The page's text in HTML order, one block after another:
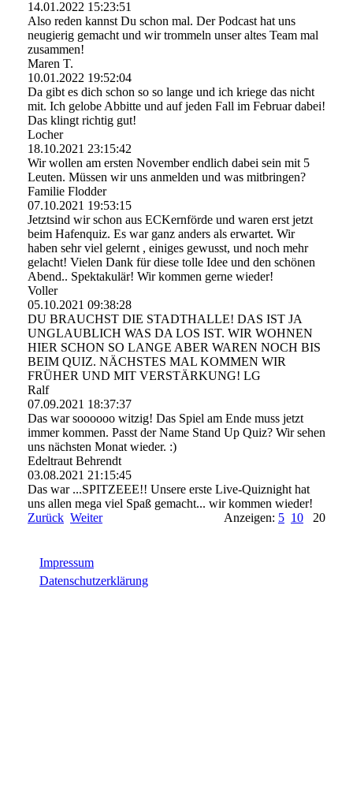
14.01.2022 15:23:51
Also reden kannst Du schon mal. Der Podcast hat uns
neugierig gemacht und wir trommeln unser altes Team mal
zusammen!
Maren T.
10.01.2022 19:52:04
Da gibt es dich schon so so lange und ich kriege das nicht
mit. Ich gelobe Abbitte und auf jeden Fall im Februar dabei!
Das klingt richtig gut!
Locher
18.10.2021 23:15:42
Wir wollen am ersten November endlich dabei sein mit 5
Leuten. Müssen wir uns anmelden und was mitbringen?
Familie Flodder
07.10.2021 19:53:15
Jetztsind wir schon aus ECKernförde und waren erst jetzt
beim Hafenquiz. Es war ganz anders als erwartet. Wir
haben sehr viel gelernt , einiges gewusst, und noch mehr
gelacht! Vielen Dank für diese tolle Idee und den schönen
Abend.. Spektakulär! Wir kommen gerne wieder!
Voller
05.10.2021 09:38:28
DU BRAUCHST DIE STADTHALLE! DAS IST JA
UNGLAUBLICH WAS DA LOS IST. WIR WOHNEN
HIER SCHON SO LANGE ABER WAREN NOCH BIS
BEIM QUIZ. NÄCHSTES MAL KOMMEN WIR
FRÜHER UND MIT VERSTÄRKUNG! LG
Ralf
07.09.2021 18:37:37
Das war soooooo witzig! Das Spiel am Ende muss jetzt
immer kommen. Passt der Name Stand Up Quiz? Wir sehen
uns nächsten Monat wieder. :)
Edeltraut Behrendt
03.08.2021 21:15:45
Das war ...SPITZEEE!! Unsere erste Live-Quiznight hat
uns allen mega viel Spaß gemacht... wir kommen wieder!
Zurück Weiter Anzeigen: 5 10 20
Impressum
Datenschutzerklärung